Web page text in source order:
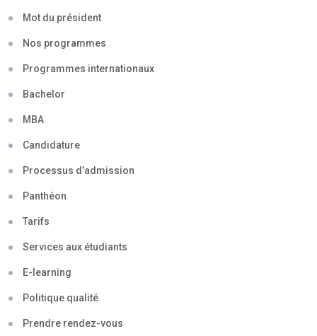
Mot du président
Nos programmes
Programmes internationaux
Bachelor
MBA
Candidature
Processus d’admission
Panthéon
Tarifs
Services aux étudiants
E-learning
Politique qualité
Prendre rendez-vous